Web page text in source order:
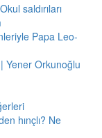
saldırıları
Papa Leo-
Yener Orkunoğlu
hınçlı? Ne